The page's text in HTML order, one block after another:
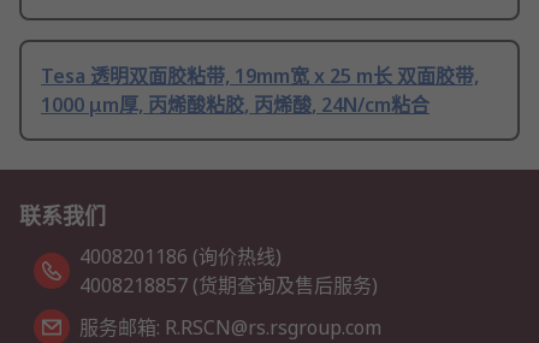
Tesa 透明双面胶粘带, 19mm宽 x 25 m长 双面胶带,
1000 μm厚, 丙烯酸粘胶, 丙烯酸, 24N/cm粘合
联系我们
4008201186 (询价热线)
4008218857 (货期查询及售后服务)
服务邮箱: R.RSCN@rs.rsgroup.com